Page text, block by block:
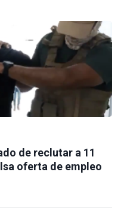
de reclutar a 11
oferta de empleo